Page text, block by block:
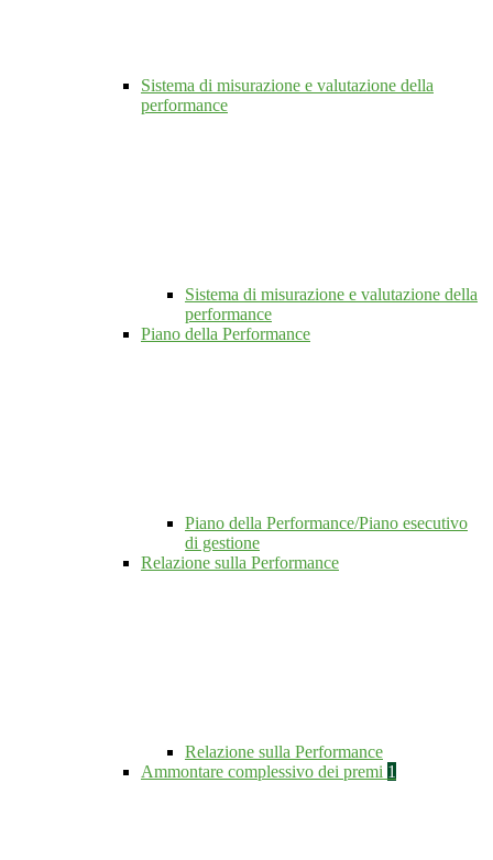
Sistema di misurazione e valutazione della
performance
Sistema di misurazione e valutazione della
performance
Piano della Performance
Piano della Performance/Piano esecutivo
di gestione
Relazione sulla Performance
Relazione sulla Performance
Ammontare complessivo dei premi 1